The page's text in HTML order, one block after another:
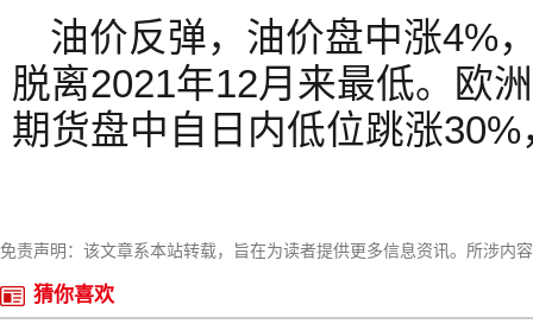
油价反弹，油价盘中涨4%
脱离2021年12月来最低。欧
期货盘中自日内低位跳涨
免责声明：该文章系本站转载，旨在为读者提供更多信息资讯。所涉内
猜你喜欢